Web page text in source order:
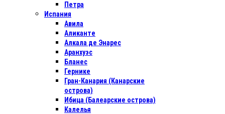
Петра
Испания
Авила
Аликанте
Алкала де Энарес
Аранхуэс
Бланес
Гернике
Гран-Канария (Канарские
острова)
Ибица (Балеарские острова)
Калелья